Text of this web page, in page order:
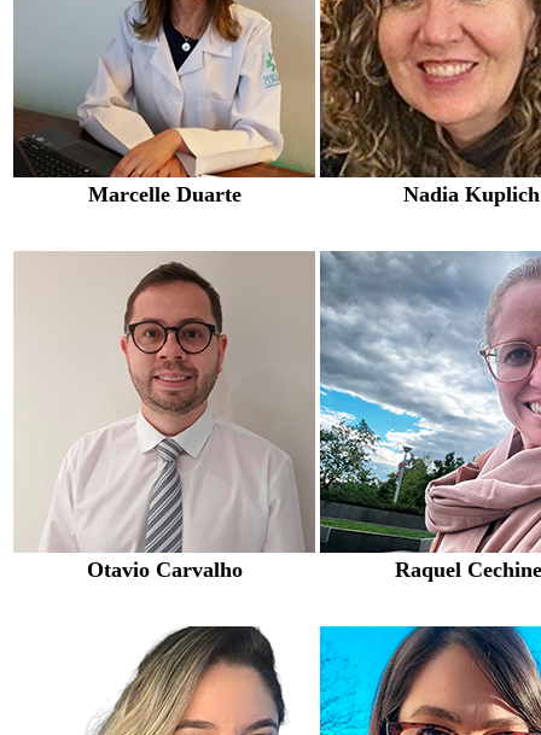
Marcelle Duarte Nadia Kuplich
Otavio Carvalho Raquel